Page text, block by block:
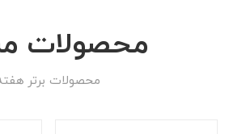
محصولات
محصولات برتر